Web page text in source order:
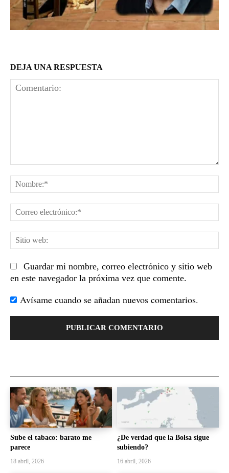
DEJA UNA RESPUESTA
Guardar mi nombre, correo electrónico y sitio web
en este navegador la próxima vez que comente.
Avísame cuando se añadan nuevos comentarios.
Sube el tabaco: barato me
parece
18 abril, 2026
¿De verdad que la Bolsa sigue
subiendo?
16 abril, 2026